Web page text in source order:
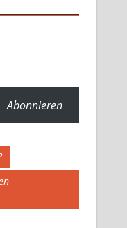
Abonnieren